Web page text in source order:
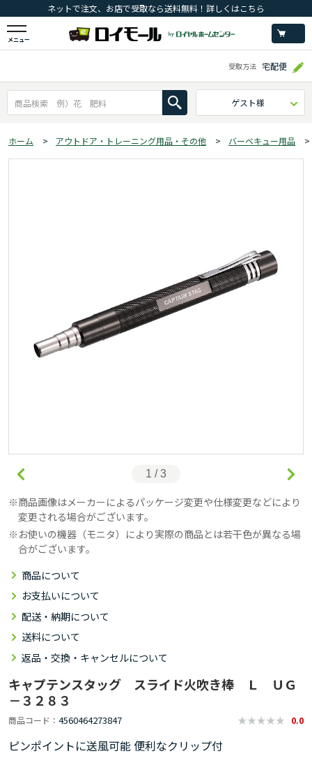
ネットで注文、お店で受取なら送料無料！詳しくはこちら
メニュー
受取方法 宅配便
ゲスト様
ホーム > アウトドア・トレーニング用品・その他 > バーベキュー用品 >
1 / 3
商品画像はメーカーによるパッケージ変更や仕様変更などにより
変更される場合がございます。
お使いの機器（モニタ）により実際の商品とは若干色が異なる場
合がございます。
商品について
お支払いについて
配送・納期について
送料について
返品・交換・キャンセルについて
キャプテンスタッグ スライド火吹き棒 Ｌ ＵＧ
－３２８３
商品コード 4560464273847 0.0
ピンポイントに送風可能 便利なクリップ付